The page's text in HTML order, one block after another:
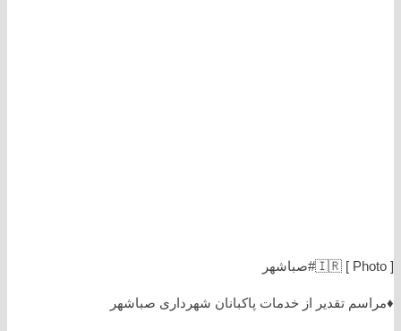
[ Photo ] 🇮🇷#صباشهر
♦️مراسم تقدیر از خدمات پاکبانان شهرداری صباشهر